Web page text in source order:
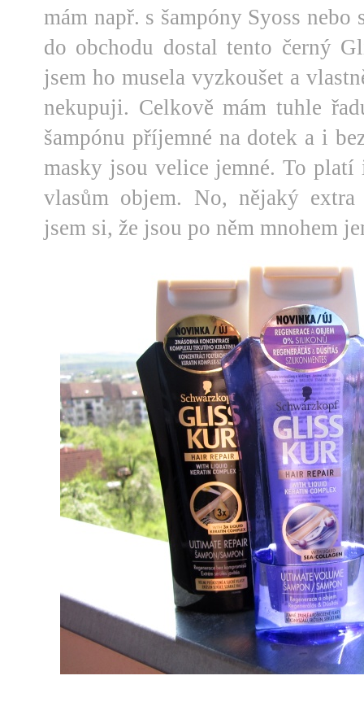
mám např. s šampóny Syoss
do obchodu dostal tento černý
jsem ho musela vyzkoušet a
nekupuji. Celkově mám tuhle
šampónu příjemné na dotek a i
masky jsou velice jemné. To
vlasům objem. No, nějaký
jsem si, že jsou po něm mnohem